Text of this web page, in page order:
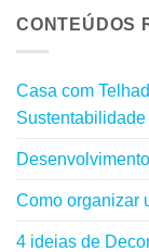
CONTEÚDOS
Casa com
Sustentabilidade
Como organizar
4 ideias de